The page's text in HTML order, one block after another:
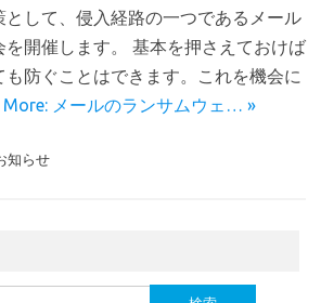
として、侵入経路の一つであるメール
を開催します。 基本を押さえておけば
防ぐことはできます。これを機会に
More: メールのランサムウェ… »
知らせ